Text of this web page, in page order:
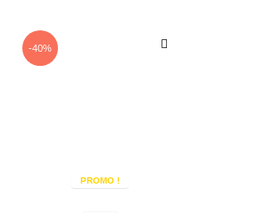
PROMO !
-40%